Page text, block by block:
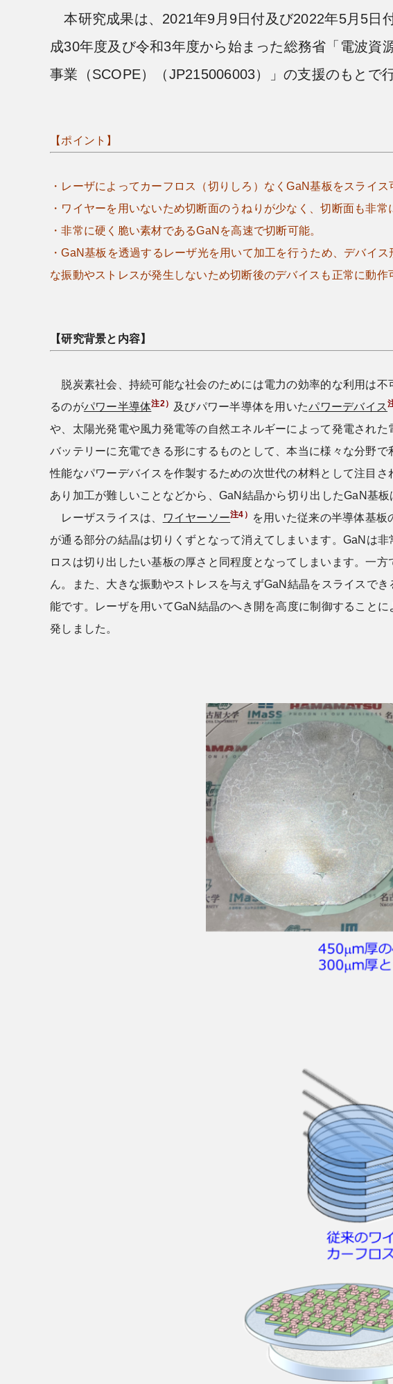
本研究成果は、2021年9月9日付及び2022年5月5
成30年度及び令和3年度から始まった総務省「電波資
事業（SCOPE）（JP215006003）」の支援のもとで
【ポイント】
・レーザによってカーフロス（切りしろ）なくGaN基板をスライ
・ワイヤーを用いないため切断面のうねりが少なく、切断面も非
・非常に硬く脆い素材であるGaNを高速で切断可能。
・GaN基板を透過するレーザ光を用いて加工を行うため、デバイ
な振動やストレスが発生しないため切断後のデバイスも正常に動作
【研究背景と内容】
脱炭素社会、持続可能な社会のためには電力の効率的な利用は
るのがパワー半導体注2） 及びパワー半導体を用いたパワーデバイス
や、太陽光発電や風力発電等の自然エネルギーによって発電され
バッテリーに充電できる形にするものとして、本当に様々な分野
性能なパワーデバイスを作製するための次世代の材料として注目
あり加工が難しいことなどから、GaN結晶から切り出したGaN基
レーザスライスは、
ワイヤーソー注4）
を用いた従来の半導体基
が通る部分の結晶は切りくずとなって消えてしまいます。GaNは
ロスは切り出したい基板の厚さと同程度となってしまいます。一
ん。また、大きな振動やストレスを与えずGaN結晶をスライスで
能です。レーザを用いてGaN結晶のへき開を高度に制御すること
発しました。